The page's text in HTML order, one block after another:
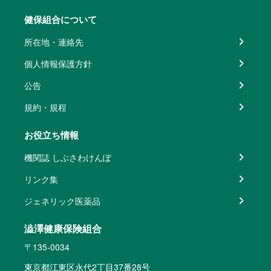
健保組合について
所在地・連絡先
個人情報保護方針
公告
規約・規程
お役立ち情報
機関誌 しぶさわけんぽ
リンク集
ジェネリック医薬品
澁澤健康保険組合
〒135-0034
東京都江東区永代2丁目37番28号